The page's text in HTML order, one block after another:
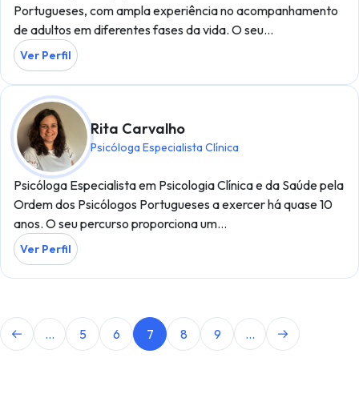
Portugueses, com ampla experiência no acompanhamento
de adultos em diferentes fases da vida. O seu…
Ver Perfil
Rita Carvalho
Psicóloga Especialista Clínica
Psicóloga Especialista em Psicologia Clínica e da Saúde pela
Ordem dos Psicólogos Portugueses a exercer há quase 10
anos. O seu percurso proporciona um…
Ver Perfil
... 5 6 7 8 9 ...